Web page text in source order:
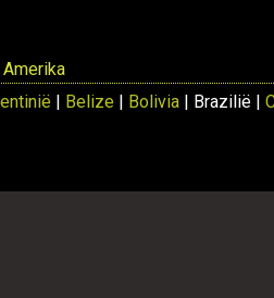
| Belize | Bolivia | Brazilië |